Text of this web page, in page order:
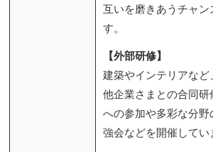
互いを磨きあうチャン
す。
【外部研修】
建築やインテリアな
他企業さまとの合同
への参加や多彩な分野
強会などを開催してい